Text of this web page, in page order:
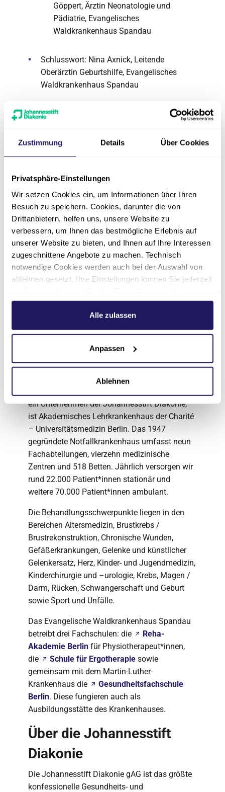
Zustimmung Details Über Cookies
Privatsphäre-Einstellungen
Wir setzen Cookies ein, um Informationen über Ihren
Besuch zu speichern. Cookies, darunter die von
Drittanbietern, helfen uns, unsere Website zu
verbessern, um Ihnen das bestmögliche Erlebnis auf
unserer Website zu bieten, und Ihnen auf Ihre Interessen
zugeschnittene Angebote zu machen. Technisch
notwendige Cookies werden auch bei der Auswahl von
ablehnen gesetzt. Ihre Einstellungen können Sie jederzeit
Weitere Informationen hierzu finden Sie in unserer
.
Alle zulassen
Anpassen
Ablehnen
Göppert, Ärztin Neonatologie und
Pädiatrie, Evangelisches
Waldkrankenhaus Spandau
Schlusswort: Nina Axnick, Leitende
Oberärztin Geburtshilfe, Evangelisches
Waldkrankenhaus Spandau
Das Team des Evangelischen
allen Referent*innen und Teilnehmer*innen für
Über das Evangelische
Waldkrankenhaus
Spandau
ein Unternehmen der Johannesstift Diakonie,
ist Akademisches Lehrkrankenhaus der Charité
– Universitätsmedizin Berlin. Das 1947
gegründete Notfallkrankenhaus umfasst neun
Fachabteilungen, vierzehn medizinische
Zentren und 518 Betten. Jährlich versorgen wir
rund 22.000 Patient*innen stationär und
weitere 70.000 Patient*innen ambulant.
Die Behandlungsschwerpunkte liegen in den
Bereichen Altersmedizin, Brustkrebs /
Brustrekonstruktion, Chronische Wunden,
Gefäßerkrankungen, Gelenke und künstlicher
Gelenkersatz, Herz, Kinder- und Jugendmedizin,
Kinderchirurgie und –urologie, Krebs, Magen /
Darm, Rücken, Schwangerschaft und Geburt
sowie Sport und Unfälle.
Das Evangelische Waldkrankenhaus Spandau
betreibt drei Fachschulen: die
Reha-
Akademie Berlin für Physiotherapeut*innen,
die
Schule für Ergotherapie sowie
gemeinsam mit dem Martin-Luther-
Krankenhaus die
Gesundheitsfachschule
Berlin. Diese fungieren auch als
Ausbildungsstätte des Krankenhauses.
Über die Johannesstift
Diakonie
Die Johannesstift Diakonie gAG ist das größte
konfessionelle Gesundheits- und